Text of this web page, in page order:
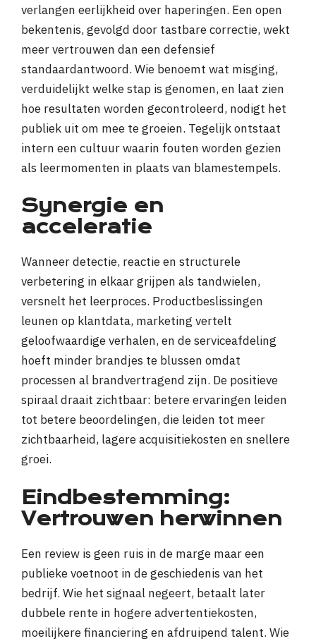
verlangen eerlijkheid over haperingen. Een open
bekentenis, gevolgd door tastbare correctie, wekt
meer vertrouwen dan een defensief
standaardantwoord. Wie benoemt wat misging,
verduidelijkt welke stap is genomen, en laat zien
hoe resultaten worden gecontroleerd, nodigt het
publiek uit om mee te groeien. Tegelijk ontstaat
intern een cultuur waarin fouten worden gezien
als leermomenten in plaats van blamestempels.
Synergie en
acceleratie
Wanneer detectie, reactie en structurele
verbetering in elkaar grijpen als tandwielen,
versnelt het leerproces. Productbeslissingen
leunen op klantdata, marketing vertelt
geloofwaardige verhalen, en de serviceafdeling
hoeft minder brandjes te blussen omdat
processen al brandvertragend zijn. De positieve
spiraal draait zichtbaar: betere ervaringen leiden
tot betere beoordelingen, die leiden tot meer
zichtbaarheid, lagere acquisitiekosten en snellere
groei.
Eindbestemming:
Vertrouwen herwinnen
Een review is geen ruis in de marge maar een
publieke voetnoot in de geschiedenis van het
bedrijf. Wie het signaal negeert, betaalt later
dubbele rente in hogere advertentiekosten,
moeilijkere financiering en afdruipend talent. Wie